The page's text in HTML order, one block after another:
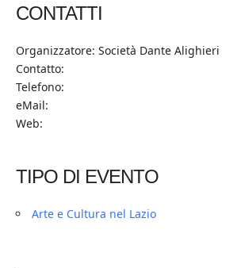
CONTATTI
Organizzatore: Società Dante Alighieri
Contatto:
Telefono:
eMail:
Web:
TIPO DI EVENTO
Arte e Cultura nel Lazio